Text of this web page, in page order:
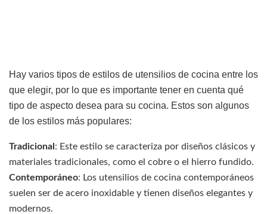
Hay varios tipos de estilos de utensilios de cocina entre los
que elegir, por lo que es importante tener en cuenta qué
tipo de aspecto desea para su cocina. Estos son algunos
de los estilos más populares:
Tradicional : Este estilo se caracteriza por diseños clásicos y
materiales tradicionales, como el cobre o el hierro fundido.
Contemporáneo: Los utensilios de cocina contemporáneos
suelen ser de acero inoxidable y tienen diseños elegantes y
modernos.